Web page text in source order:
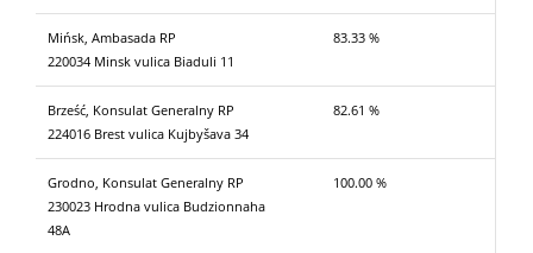
Mińsk, Ambasada RP
220034 Minsk vulica Biaduli 11
83.33 %
Brześć, Konsulat Generalny RP
224016 Brest vulica Kujbyšava 34
82.61 %
Grodno, Konsulat Generalny RP
230023 Hrodna vulica Budzionnaha
48A
100.00 %